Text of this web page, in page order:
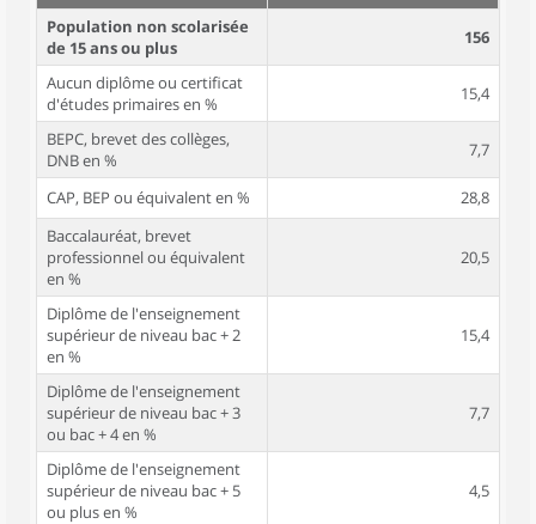
Population non scolarisée
de 15 ans ou plus
156
Aucun diplôme ou certificat
d'études primaires en %
15,4
BEPC, brevet des collèges,
DNB en %
7,7
CAP, BEP ou équivalent en %
28,8
Baccalauréat, brevet
professionnel ou équivalent
en %
20,5
Diplôme de l'enseignement
supérieur de niveau bac + 2
en %
15,4
Diplôme de l'enseignement
supérieur de niveau bac + 3
ou bac + 4 en %
7,7
Diplôme de l'enseignement
supérieur de niveau bac + 5
ou plus en %
4,5